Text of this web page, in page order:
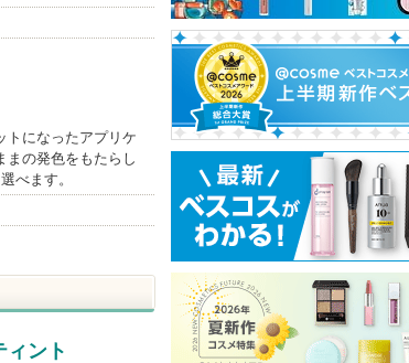
トになったアプリケ
まの発色をもたらし
べます。
ィント